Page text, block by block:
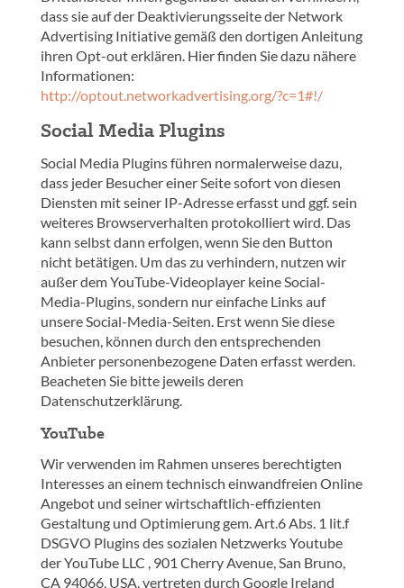
dass sie auf der Deaktivierungsseite der Network
Advertising Initiative gemäß den dortigen Anleitung
ihren Opt-out erklären. Hier finden Sie dazu nähere
Informationen:
http://optout.networkadvertising.org/?c=1#!/
Social Media Plugins
Social Media Plugins führen normalerweise dazu,
dass jeder Besucher einer Seite sofort von diesen
Diensten mit seiner IP-Adresse erfasst und ggf. sein
weiteres Browserverhalten protokolliert wird. Das
kann selbst dann erfolgen, wenn Sie den Button
nicht betätigen. Um das zu verhindern, nutzen wir
außer dem YouTube-Videoplayer keine Social-
Media-Plugins, sondern nur einfache Links auf
unsere Social-Media-Seiten. Erst wenn Sie diese
besuchen, können durch den entsprechenden
Anbieter personenbezogene Daten erfasst werden.
Beacheten Sie bitte jeweils deren
Datenschutzerklärung.
YouTube
Wir verwenden im Rahmen unseres berechtigten
Interesses an einem technisch einwandfreien Online
Angebot und seiner wirtschaftlich-effizienten
Gestaltung und Optimierung gem. Art.6 Abs. 1 lit.f
DSGVO Plugins des sozialen Netzwerks Youtube
der YouTube LLC , 901 Cherry Avenue, San Bruno,
CA 94066, USA, vertreten durch Google Ireland